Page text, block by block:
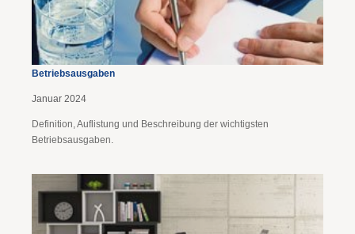
Betriebsausgaben
Januar 2024
Definition, Auflistung und Beschreibung der wichtigsten
Betriebsausgaben.